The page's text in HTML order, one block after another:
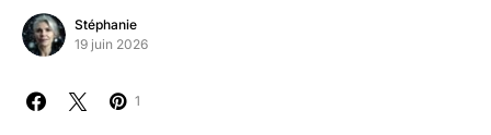
Stéphanie
19 juin 2026
1